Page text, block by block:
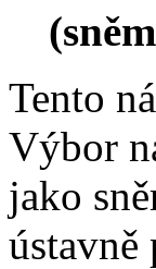
Tento
Výbor
jako
ústavně